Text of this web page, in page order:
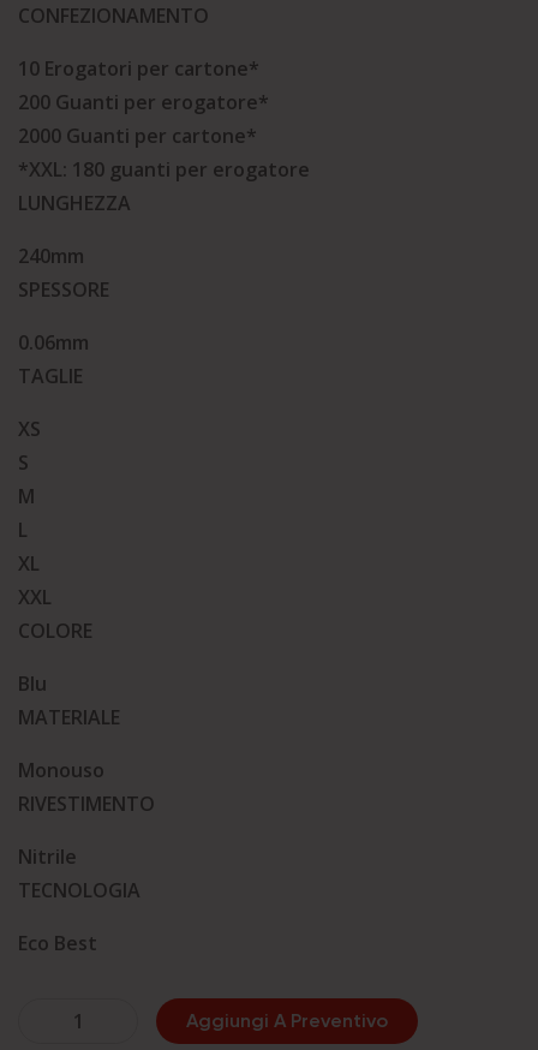
CONFEZIONAMENTO
10 Erogatori per cartone*
200 Guanti per erogatore*
2000 Guanti per cartone*
*XXL: 180 guanti per erogatore
LUNGHEZZA
240mm
SPESSORE
0.06mm
TAGLIE
XS
S
M
L
XL
XXL
COLORE
Blu
MATERIALE
Monouso
RIVESTIMENTO
Nitrile
TECNOLOGIA
Eco Best
Guanti
Aggiungi A Preventivo